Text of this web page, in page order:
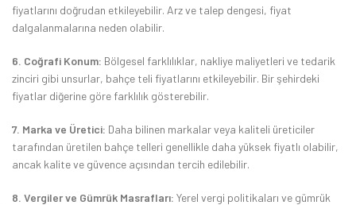
fiyatlarını doğrudan etkileyebilir. Arz ve talep dengesi, fiyat
dalgalanmalarına neden olabilir.
6. Coğrafi Konum: Bölgesel farklılıklar, nakliye maliyetleri ve tedarik
zinciri gibi unsurlar, bahçe teli fiyatlarını etkileyebilir. Bir şehirdeki
fiyatlar diğerine göre farklılık gösterebilir.
7. Marka ve Üretici: Daha bilinen markalar veya kaliteli üreticiler
tarafından üretilen bahçe telleri genellikle daha yüksek fiyatlı olabilir,
ancak kalite ve güvence açısından tercih edilebilir.
8. Vergiler ve Gümrük Masrafları: Yerel vergi politikaları ve gümrük